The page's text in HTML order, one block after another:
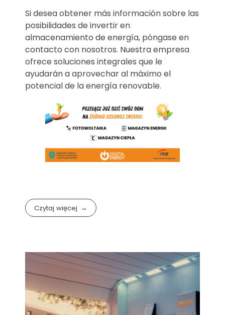
Si desea obtener más información sobre las
posibilidades de invertir en
almacenamiento de energía, póngase en
contacto con nosotros. Nuestra empresa
ofrece soluciones integrales que le
ayudarán a aprovechar al máximo el
potencial de la energía renovable.
Czytaj więcej